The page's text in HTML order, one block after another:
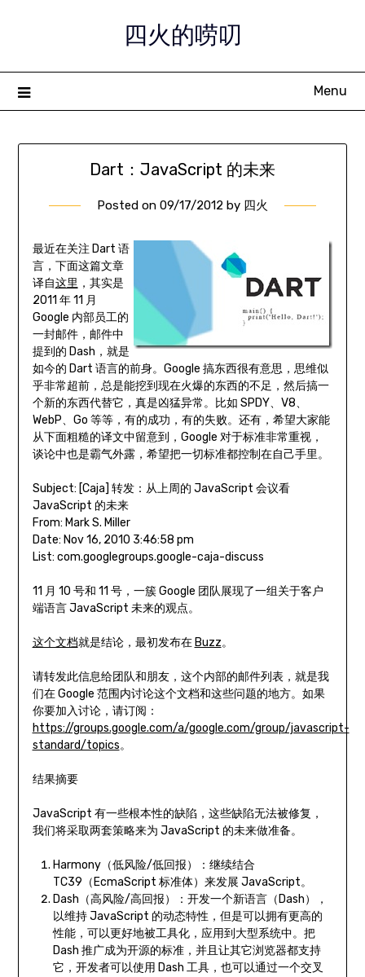
四火的唠叨
Menu
Dart：JavaScript 的未来
Posted on 09/17/2012 by 四火
最近在关注 Dart 语
言，下面这篇文章
译自这里 ，其实是
2011 年 11 月
Google 内部员工的
一封邮件，邮件中
提到的 Dash，就是
如今的 Dart 语言的前身。Google 搞东西很有意思，思维似
乎非常超前，总是能挖到现在火爆的东西的不足，然后搞一
个新的东西代替它，真是凶猛异常。比如 SPDY、V8、
WebP、Go 等等，有的成功，有的失败。还有，希望大家能
从下面粗糙的译文中留意到，Google 对于标准非常重视，
谈论中也是霸气外露，希望把一切标准都控制在自己手里。
Subject: [Caja] 转发：从上周的 JavaScript 会议看
JavaScript 的未来
From: Mark S. Miller
Date: Nov 16, 2010 3:46:58 pm
List: com.googlegroups.google-caja-discuss
11 月 10 号和 11 号，一簇 Google 团队展现了一组关于客户
端语言 JavaScript 未来的观点。
这个文档就是结论，最初发布在 Buzz。
请转发此信息给团队和朋友，这个内部的邮件列表，就是我
们在 Google 范围内讨论这个文档和这些问题的地方。如果
你要加入讨论，请订阅：
https://groups.google.com/a/google.com/group/javascript-
standard/topics。
结果摘要
JavaScript 有一些根本性的缺陷，这些缺陷无法被修复，
我们将采取两套策略来为 JavaScript 的未来做准备。
Harmony（低风险/低回报）：继续结合
TC39（EcmaScript 标准体）来发展 JavaScript。
Dash（高风险/高回报）：开发一个新语言（Dash），
以维持 JavaScript 的动态特性，但是可以拥有更高的
性能，可以更好地被工具化，应用到大型系统中。把
Dash 推广成为开源的标准，并且让其它浏览器都支持
它，开发者可以使用 Dash 工具，也可以通过一个交叉